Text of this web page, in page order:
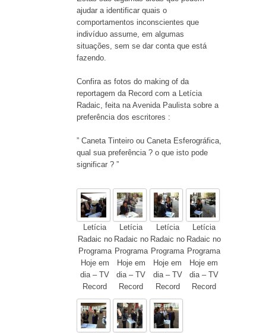
ajudar a identificar quais o
comportamentos inconscientes que
indivíduo assume, em algumas
situações, sem se dar conta que está
fazendo.
Confira as fotos do making of da
reportagem da Record com a Letícia
Radaic, feita na Avenida Paulista sobre a
preferência dos escritores :
” Caneta Tinteiro ou Caneta Esferográfica,
qual sua preferência ? o que isto pode
significar ? ”
Letícia
Radaic no
Programa
Hoje em
dia – TV
Record
Letícia
Radaic no
Programa
Hoje em
dia – TV
Record
Letícia
Radaic no
Programa
Hoje em
dia – TV
Record
Letícia
Radaic no
Programa
Hoje em
dia – TV
Record